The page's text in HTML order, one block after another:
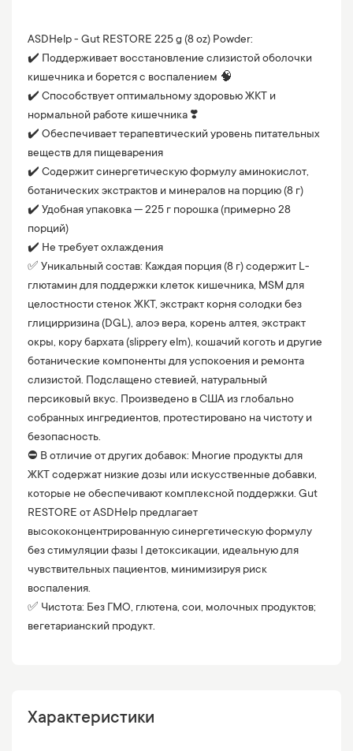
ASDHelp - Gut RESTORE 225 g (8 oz) Powder:
✔️ Поддерживает восстановление слизистой оболочки
кишечника и борется с воспалением 🧠
✔️ Способствует оптимальному здоровью ЖКТ и
нормальной работе кишечника ❣️
✔️ Обеспечивает терапевтический уровень питательных
веществ для пищеварения
✔️ Содержит синергетическую формулу аминокислот,
ботанических экстрактов и минералов на порцию (8 г)
✔️ Удобная упаковка — 225 г порошка (примерно 28
порций)
✔️ Не требует охлаждения
✅ Уникальный состав: Каждая порция (8 г) содержит L-
глютамин для поддержки клеток кишечника, MSM для
целостности стенок ЖКТ, экстракт корня солодки без
глицирризина (DGL), алоэ вера, корень алтея, экстракт
окры, кору бархата (slippery elm), кошачий коготь и другие
ботанические компоненты для успокоения и ремонта
слизистой. Подслащено стевией, натуральный
персиковый вкус. Произведено в США из глобально
собранных ингредиентов, протестировано на чистоту и
безопасность.
⛔️ В отличие от других добавок: Многие продукты для
ЖКТ содержат низкие дозы или искусственные добавки,
которые не обеспечивают комплексной поддержки. Gut
RESTORE от ASDHelp предлагает
высококонцентрированную синергетическую формулу
без стимуляции фазы I детоксикации, идеальную для
чувствительных пациентов, минимизируя риск
воспаления.
✅ Чистота: Без ГМО, глютена, сои, молочных продуктов;
вегетарианский продукт.
Характеристики